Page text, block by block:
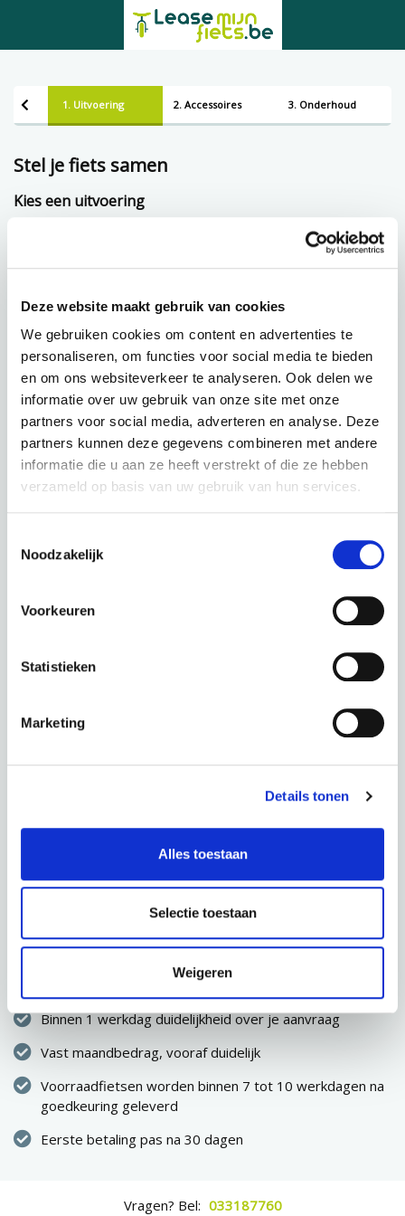
Deze website maakt gebruik van cookies
We gebruiken cookies om content en advertenties te
personaliseren, om functies voor social media te bieden
en om ons websiteverkeer te analyseren. Ook delen we
informatie over uw gebruik van onze site met onze
partners voor social media, adverteren en analyse. Deze
partners kunnen deze gegevens combineren met andere
informatie die u aan ze heeft verstrekt of die ze hebben
verzameld op basis van uw gebruik van hun services.
Noodzakelijk
Voorkeuren
Statistieken
Marketing
Details tonen
Alles toestaan
Selectie toestaan
Weigeren
1. Uitvoering 2. Accessoires 3. Onderhoud
Stel je fiets samen
Kies een uitvoering
Lening op afbetaling bij Lease-mijn-fiets.be
kleur: Deep Blue Glossy
87,72 p.m.
Deze fiets in een andere kleur :
Periode
60 Maanden
CONFIGURATIE OPSLAAN
Direct eigenaar van de fiets
Geen eenmalige hoge uitgave
Binnen 1 werkdag duidelijkheid over je aanvraag
Vast maandbedrag, vooraf duidelijk
Voorraadfietsen worden binnen 7 tot 10 werkdagen na
goedkeuring geleverd
Eerste betaling pas na 30 dagen
Vragen? Bel: 033187760